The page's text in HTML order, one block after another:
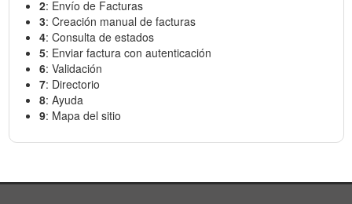
2: Envío de Facturas
3: Creación manual de facturas
4: Consulta de estados
5: Enviar factura con autenticación
6: Validación
7: Directorio
8: Ayuda
9: Mapa del sitio